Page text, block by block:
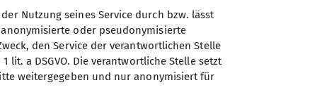
jemand bereit erklärt, künftig
Anrufe würden wir uns freuen und
Nutzung seines Service durch bzw. lässt
oder pseudonymisierte
den Service der verantwortlichen Stelle
a DSGVO. Die verantwortliche Stelle setzt
weitergegeben und nur anonymisiert für